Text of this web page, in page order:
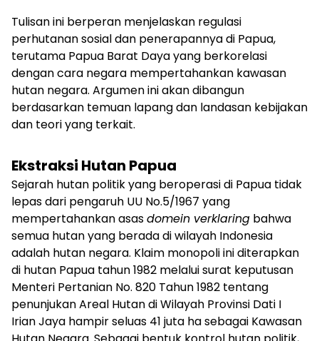
Tulisan ini berperan menjelaskan regulasi
perhutanan sosial dan penerapannya di Papua,
terutama Papua Barat Daya yang berkorelasi
dengan cara negara mempertahankan kawasan
hutan negara. Argumen ini akan dibangun
berdasarkan temuan lapang dan landasan kebijakan
dan teori yang terkait.
Ekstraksi Hutan Papua
Sejarah hutan politik yang beroperasi di Papua tidak
lepas dari pengaruh UU No.5/1967 yang
mempertahankan asasdomein verklaring bahwa
semua hutan yang berada di wilayah Indonesia
adalah hutan negara. Klaim monopoli ini diterapkan
di hutan Papua tahun 1982 melalui surat keputusan
Menteri Pertanian No. 820 Tahun 1982 tentang
penunjukan Areal Hutan di Wilayah Provinsi Dati I
Irian Jaya hampir seluas 41 juta ha sebagai Kawasan